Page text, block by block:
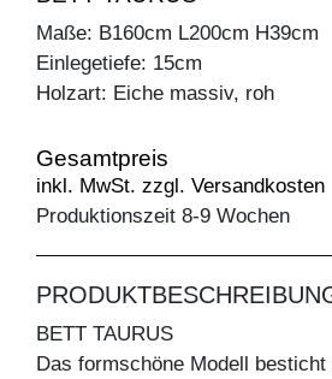
Maße: B160cm L200cm H39cm
Einlegetiefe: 15cm
Holzart: Eiche massiv, roh
Gesamtpreis
inkl. MwSt. zzgl. Versandkosten
Produktionszeit 8-9 Wochen
BETT TAURUS
Das formschöne Modell